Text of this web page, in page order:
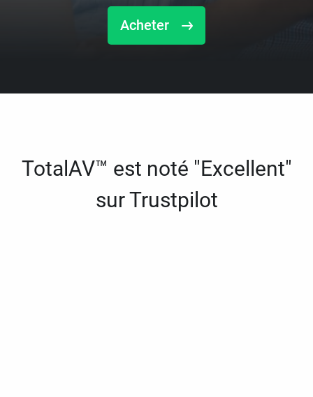
Acheter
TotalAV™ est noté "Excellent"
sur Trustpilot